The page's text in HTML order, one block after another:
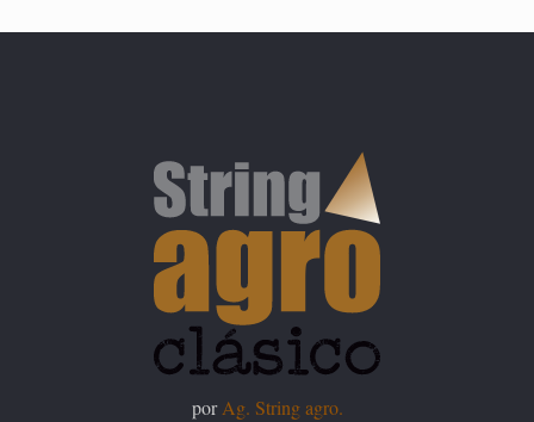
porAg. String agro.